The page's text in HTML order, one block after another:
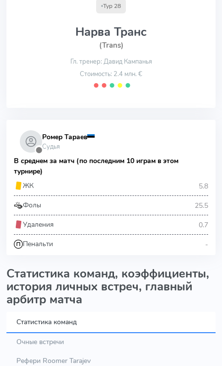
Тур 28
Нарва Транс
(Trans)
Гл. тренер: Давид Кампанья
Стоимость: 2.4 млн. €
⬤ ⬤ ⬤ ⬤ ⬤
⬤
Ромер Тараев
Судья
В среднем за матч (по последним 10 играм в этом
турнире)
ЖК
5.8
Фолы 25.5
Удаления 0.7
Пенальти -
Статистика команд, коэффициенты,
история личных встреч, главный
арбитр матча
Статистика команд
Очные встречи
Рефери Roomer Tarajev